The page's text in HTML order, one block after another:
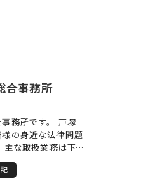
合事務所
務所です。 戸塚
の身近な法律問題
な取扱業務は下記
などの不動産名義
資などの商業登記